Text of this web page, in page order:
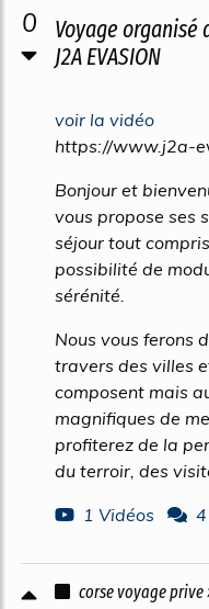
0
Voyage organisé
J2A EVASION
voir la vidéo
https://www.j2a-
Bonjour et
vous propose ses
séjour tout
possibilité de
sérénité.
Nous vous ferons
travers des villes
composent mais
magnifiques de
profiterez de la
du terroir, des
1 Vidéos
corse voyage prive